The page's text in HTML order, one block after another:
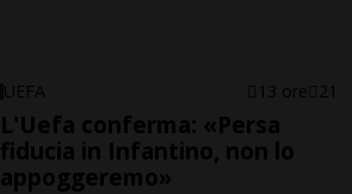
UEFA 13 ore 21
L'Uefa conferma: «Persa
fiducia in Infantino, non lo
appoggeremo»